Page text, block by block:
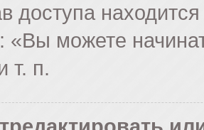
доступа
«Вы можете
т. п.